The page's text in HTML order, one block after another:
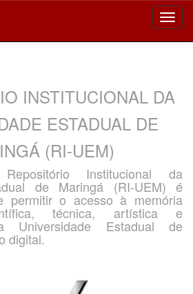
INSTITUCIONAL DA
ESTADUAL DE
(RI-UEM)
Institucional da
de Maringá (RI-UEM) é
permitir o acesso à memória
técnica, artística e
Universidade Estadual de
digital.